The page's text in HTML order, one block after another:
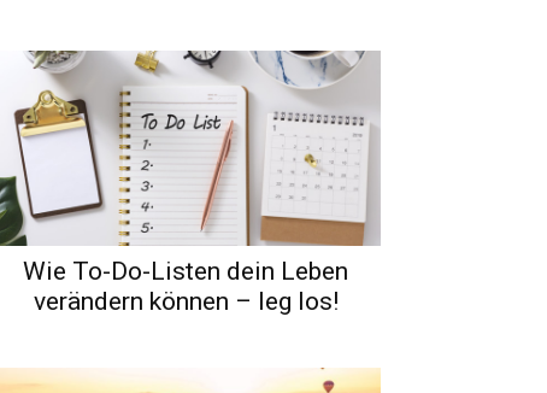
Wie To-Do-Listen dein Leben
verändern können – leg los!